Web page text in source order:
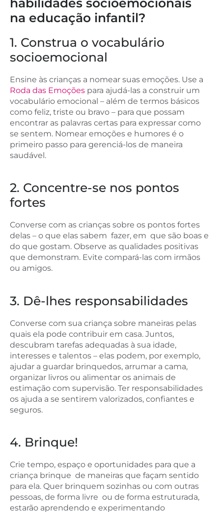
habilidades socioemocionais
na educação infantil?
1. Construa o vocabulário
socioemocional
Ensine às crianças a nomear suas emoções. Use a
Roda das Emoções para ajudá-las a construir um
vocabulário emocional – além de termos básicos
como feliz, triste ou bravo – para que possam
encontrar as palavras certas para expressar como
se sentem. Nomear emoções e humores é o
primeiro passo para gerenciá-los de maneira
saudável.
2. Concentre-se nos pontos
fortes
Converse com as crianças sobre os pontos fortes
delas – o que elas sabem fazer, em que são boas e
do que gostam. Observe as qualidades positivas
que demonstram. Evite compará-las com irmãos
ou amigos.
3. Dê-lhes responsabilidades
Converse com sua criança sobre maneiras pelas
quais ela pode contribuir em casa. Juntos,
descubram tarefas adequadas à sua idade,
interesses e talentos – elas podem, por exemplo,
ajudar a guardar brinquedos, arrumar a cama,
organizar livros ou alimentar os animais de
estimação com supervisão. Ter responsabilidades
os ajuda a se sentirem valorizados, confiantes e
seguros.
4. Brinque!
Crie tempo, espaço e oportunidades para que a
criança brinque de maneiras que façam sentido
para ela. Quer brinquem sozinhas ou com outras
pessoas, de forma livre ou de forma estruturada,
estarão aprendendo e experimentando